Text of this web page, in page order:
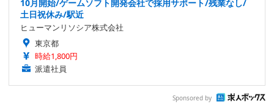
10月開始/ゲームソフト開発会社で採用サポート/残業なし/
土日祝休み/駅近
ヒューマンリソシア株式会社
東京都
時給1,800円
派遣社員
Sponsored by